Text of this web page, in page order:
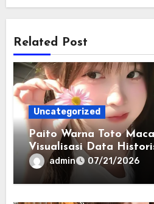
Related Post
Uncategorized
Paito Warna Toto
Visualisasi Data
Memahami Informasi
Terstruktur
admin 07/21/2026